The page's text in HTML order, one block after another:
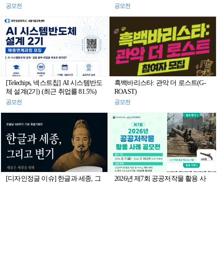
2024 참가자 모집
공모전
업 및 중견기업 취업 사례)
공모전
[Telechips, 넥스트칩] AI 시스템반도
체 설계(2기) (최근 취업률 81.5%)
공모전
흑백바리스타: 관악 더 로스트(G-
ROAST)
공모전
[디자인정글 이슈] 한글과 세종, 그
2026년 제7회 공공저작물 활용 사